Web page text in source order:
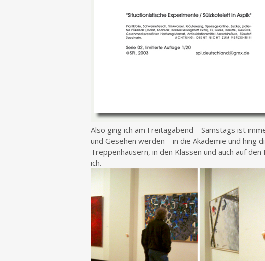
Also ging ich am Freitagabend – Samstags ist
und Gesehen werden – in die Akademie und hing
Treppenhäusern, in den Klassen und auch auf
ich.